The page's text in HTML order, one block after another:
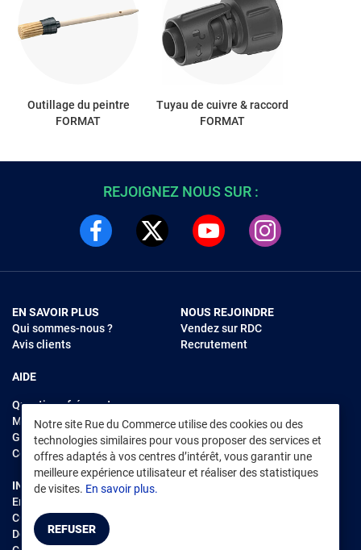
Outillage du peintre
FORMAT
Tuyau de cuivre & raccord
FORMAT
REJOIGNEZ NOUS SUR :
EN SAVOIR PLUS
Qui sommes-nous ?
Avis clients
AIDE
Questions fréquentes
Modes de règlements
Garantie et retours
Contacter Rue du Commerce
NOUS REJOINDRE
Vendez sur RDC
Recrutement
INFORMATIONS LÉGALES
Environnement
CGV /CGU Marketplace
Données personnelles
Notre site Rue du Commerce utilise des cookies ou des
technologies similaires pour vous proposer des services et
offres adaptés à vos centres d’intérêt, vous garantir une
meilleure expérience utilisateur et réaliser des statistiques
de visites. En savoir plus.
REFUSER